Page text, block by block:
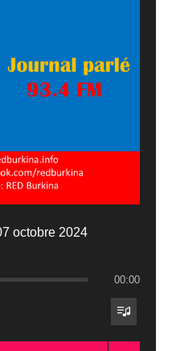
octobre 2024
00:00